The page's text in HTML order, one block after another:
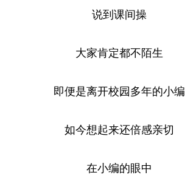
说到课间操
大家肯定都不陌生
即便是离开校园多年的小编
如今想起来还倍感亲切
在小编的眼中